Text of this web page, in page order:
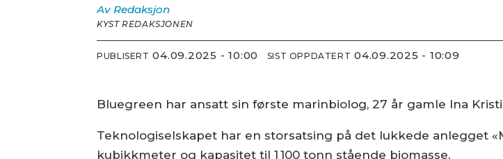
Av Redaksjon
KYST REDAKSJONEN
PUBLISERT 04.09.2025 - 10:00 SIST OPPDATERT 04.09.2025 - 10:09
Bluegreen har ansatt sin første marinbiolog, 27 år gamle Ina
Teknologiselskapet har en storsatsing på det lukkede anlegget
kubikkmeter og kapasitet til 1 100 tonn stående biomasse.